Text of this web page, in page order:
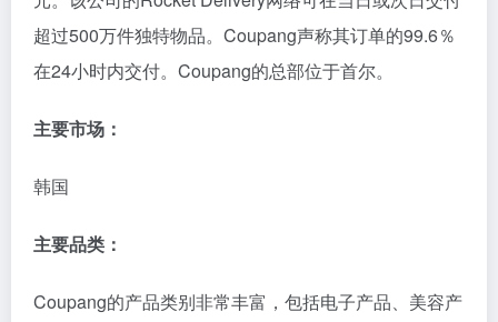
超过500万件独特物品。Coupang声称其订单的99.6％
在24小时内交付。Coupang的总部位于首尔。
主要市场：
韩国
主要品类：
Coupang的产品类别非常丰富，包括电子产品、美容产